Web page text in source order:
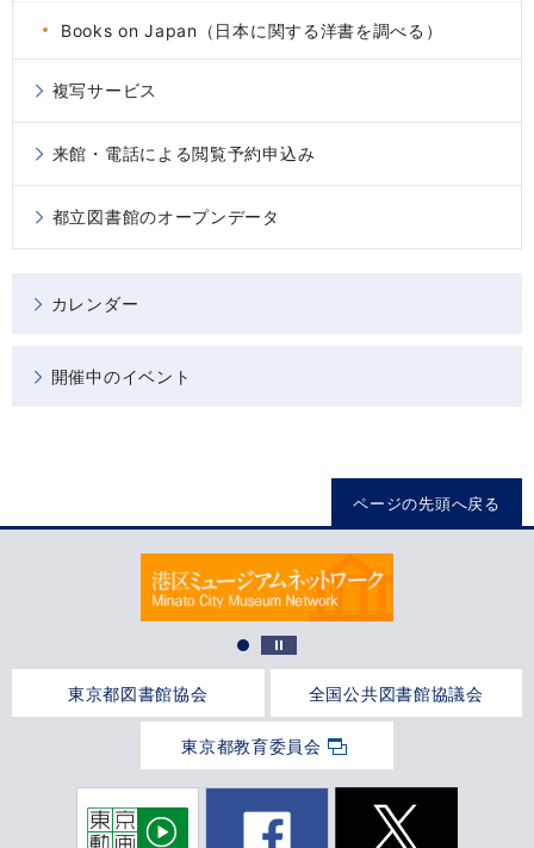
Books on Japan（日本に関する洋書を調べる）
複写サービス
来館・電話による閲覧予約申込み
都立図書館のオープンデータ
カレンダー
開催中のイベント
ページの先頭へ戻る
東京都図書館協会 全国公共図書館協議会
東京都教育委員会